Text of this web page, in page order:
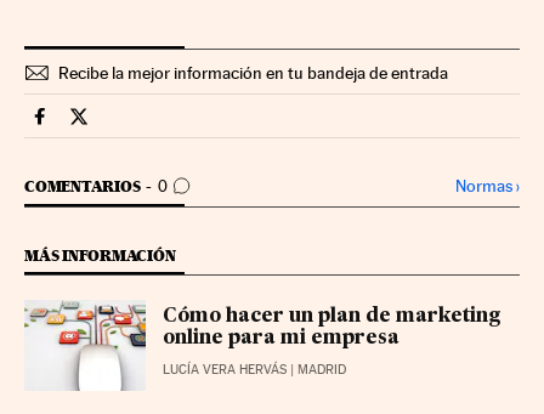
Recibe la mejor información en tu bandeja de entrada
Territorio Pyme Cinco Días en Facebook
Territorio Pyme Cinco Días en Twitter
COMENTARIOS 0
IR A LOS COMENTARIOS Normas›
MÁS INFORMACIÓN
Cómo hacer un plan de marketing
online para mi empresa
LUCÍA VERA HERVÁS | MADRID